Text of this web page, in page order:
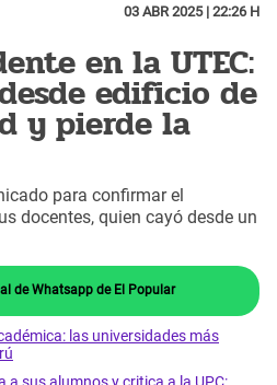
03 ABR 2025 | 22:26 H
en la UTEC:
edificio de
y pierde la
para confirmar el
docentes, quien cayó desde un
de Whatsapp de El Popular
las universidades más
a sus alumnos y critica a la UPC: